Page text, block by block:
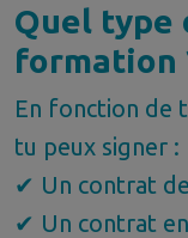
Quel type
formation
En fonction de
tu peux signer :
✔ Un contrat
✔ Un contrat